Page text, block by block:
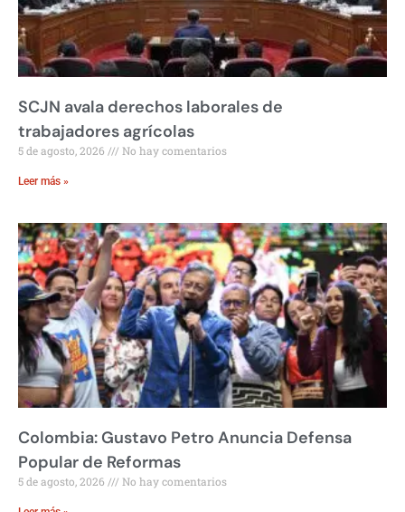
SCJN avala derechos laborales de
trabajadores agrícolas
5 de agosto, 2026 No hay comentarios
Leer más »
Colombia: Gustavo Petro Anuncia Defensa
Popular de Reformas
5 de agosto, 2026 No hay comentarios